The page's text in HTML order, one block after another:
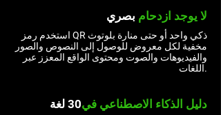
لا يوجد ازدحام بصري
استخدم رمز QR ذكي واحد أو حتى منارة بلوتوث
مخفية لكل معروض للوصول إلى النصوص والصور
والفيديوهات والصوت ومحتوى الواقع المعزز عبر
اللغات.
دليل الذكاء الاصطناعي في30 لغة